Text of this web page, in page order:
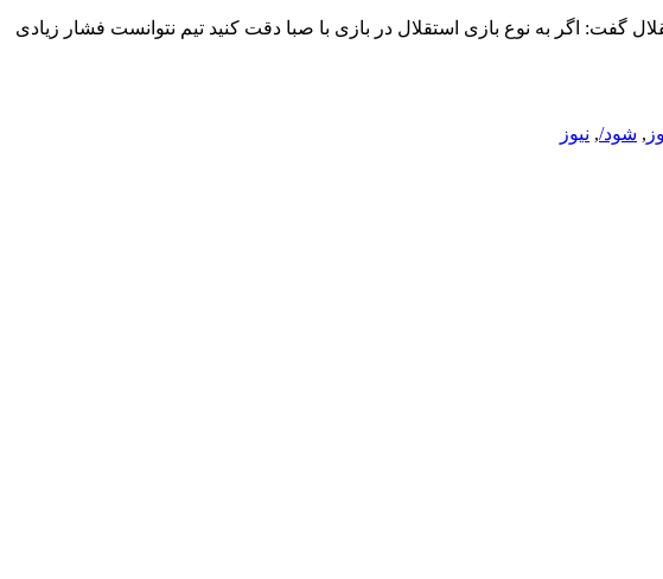
گفت: اگر به نوع بازی استقلال در بازی با صبا دقت کنید تیم نتوانست فشار زیادی
, شود/, نیوز